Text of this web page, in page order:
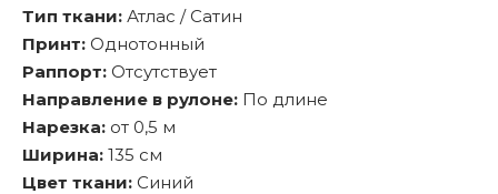
Тип ткани: Атлас / Сатин
Принт: Однотонный
Раппорт: Отсутствует
Направление в рулоне: По длине
Нарезка: от 0,5 м
Ширина: 135 см
Цвет ткани: Синий